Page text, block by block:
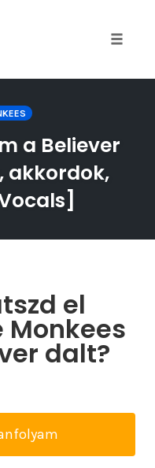
a Believer
akkordok,
el
Monkees
dalt?